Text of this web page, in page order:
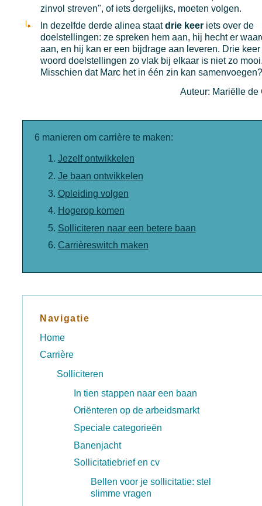
zinvol streven", of iets dergelijks, moeten volgen.
In dezelfde derde alinea staatdrie keeriets over de
doelstellingen: ze spreken hem aan, hij hecht er
aan, en hij kan er een bijdrage aan leveren. Drie keer
woord doelstellingen zo vlak bij elkaar is niet zo
Misschien dat Marc het in één zin kan samenvoegen?
Auteur: Mariëlle de
6 manieren om carrière te maken:
Jezelf ontwikkelen
Je baan ontwikkelen
Opleiding volgen
Hogerop komen
Solliciteren naar een betere baan
Carrièreswitch maken
Navigatie
Home
Carrière
Solliciteren
In tien stappen naar een baan
Oriënteren op de arbeidsmarkt
Speciale categorieën
Banenjacht
Sollicitatiebrief en cv
Bellen voor je sollicitatie: stel
slimme vragen